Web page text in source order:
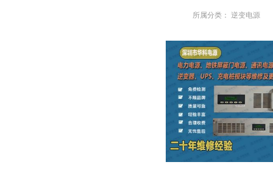
所属分类： 逆变电源